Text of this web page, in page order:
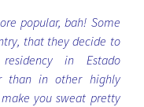
popular, bah! Some
that they decide to
in Estado
than in other highly
you sweat pretty